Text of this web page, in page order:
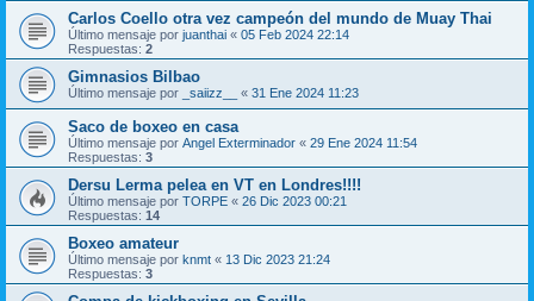
Carlos Coello otra vez campeón del mundo de Muay Thai
Último mensaje por juanthai « 05 Feb 2024 22:14
Respuestas: 2
Gimnasios Bilbao
Último mensaje por _saiizz__ « 31 Ene 2024 11:23
Saco de boxeo en casa
Último mensaje por Angel Exterminador « 29 Ene 2024 11:54
Respuestas: 3
Dersu Lerma pelea en VT en Londres!!!!
Último mensaje por TORPE « 26 Dic 2023 00:21
Respuestas: 14
Boxeo amateur
Último mensaje por knmt « 13 Dic 2023 21:24
Respuestas: 3